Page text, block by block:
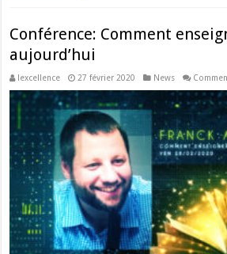
Conférence: Comment
aujourd’hui
lexcellence 27 février 2020 News